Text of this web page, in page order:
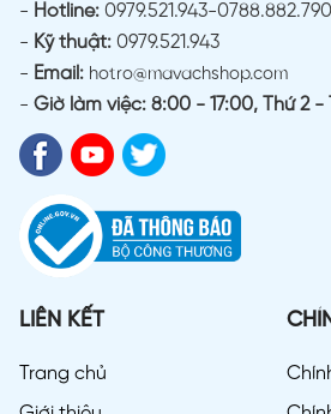
- Hotline: 0979.521.943-0788.882.790
- Kỹ thuật: 0979.521.943
- Email: hotro@mavachshop.com
- Giờ làm việc: 8:00 - 17:00, Thứ 2 -
LIÊN KẾT
Trang chủ